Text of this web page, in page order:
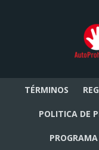
TÉRMINOS
POLITICA DE